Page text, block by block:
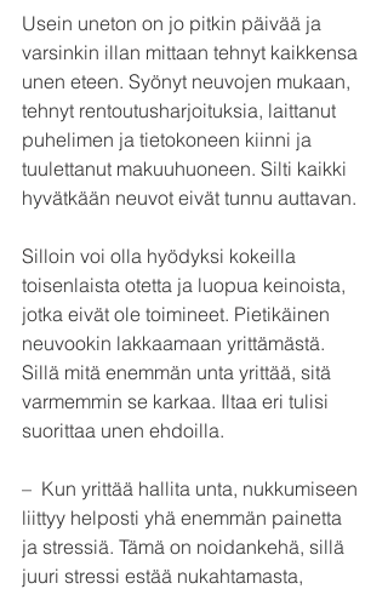
Usein uneton on jo pitkin päivää ja
varsinkin illan mittaan tehnyt kaikkensa
unen eteen. Syönyt neuvojen mukaan,
tehnyt rentoutusharjoituksia, laittanut
puhelimen ja tietokoneen kiinni ja
tuulettanut makuuhuoneen. Silti kaikki
hyvätkään neuvot eivät tunnu auttavan.
Silloin voi olla hyödyksi kokeilla
toisenlaista otetta ja luopua keinoista,
jotka eivät ole toimineet. Pietikäinen
neuvookin lakkaamaan yrittämästä.
Sillä mitä enemmän unta yrittää, sitä
varmemmin se karkaa. Iltaa eri tulisi
suorittaa unen ehdoilla.
–  Kun yrittää hallita unta, nukkumiseen
liittyy helposti yhä enemmän painetta
ja stressiä. Tämä on noidankehä, sillä
juuri stressi estää nukahtamasta,